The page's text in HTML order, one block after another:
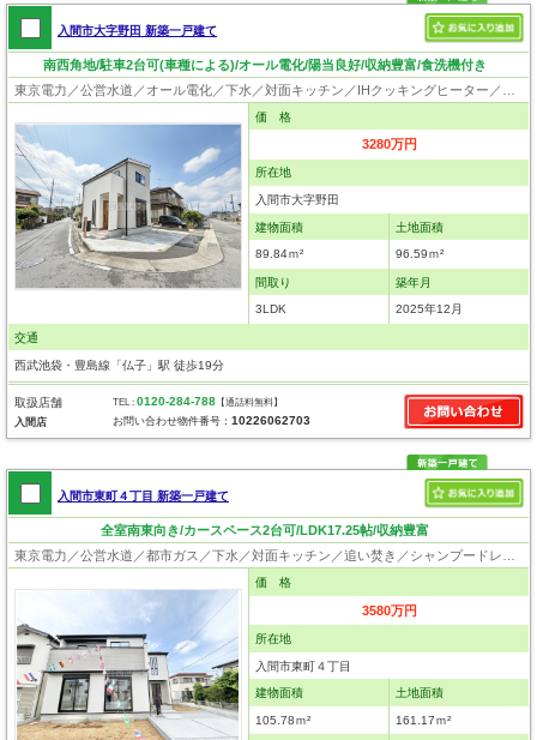
入間市大字野田 新築一戸建て
南西角地/駐車2台可(車種による)/オール電化/陽当良好/収納豊富/食洗機付き
価 格
3280万円
所在地
入間市大字野田
建物面積
89.84ｍ²
土地面積
96.59ｍ²
間取り
3LDK
築年月
2025年12月
交通
西武池袋・豊島線「仏子」駅 徒歩19分
取扱店舗
入間店
TEL :0120-284-788 【通話料無料】
お問い合わせ物件番号：10226062703
入間市東町４丁目 新築一戸建て
全室南東向き/カースペース2台可/LDK17.25帖/収納豊富
価 格
3580万円
所在地
入間市東町４丁目
建物面積
105.78ｍ²
土地面積
161.17ｍ²